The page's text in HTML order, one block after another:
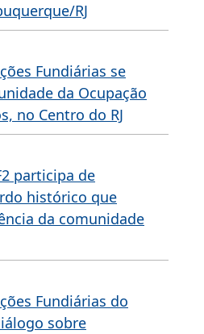
RJ
Fundiárias se
da Ocupação
no Centro do RJ
participa de
histórico que
da comunidade
Fundiárias do
sobre